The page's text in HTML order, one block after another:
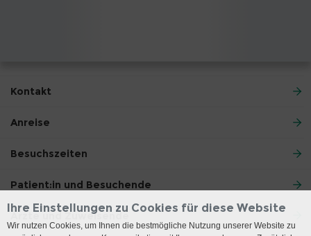
Kontakt
Anreise
Besuchszeiten
Patient:in und Besuchende
Ärzte und Zuweisende
Ihre Einstellungen zu Cookies für diese Website
Wir nutzen Cookies, um Ihnen die bestmögliche Nutzung unserer Website zu